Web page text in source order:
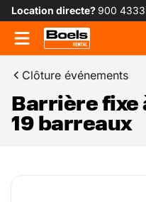
Location directe?900
Clôture événements
Barrière fixe
19 barreaux